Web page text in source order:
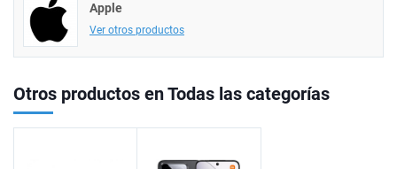
Apple
Ver otros productos
Otros productos en Todas las categorías